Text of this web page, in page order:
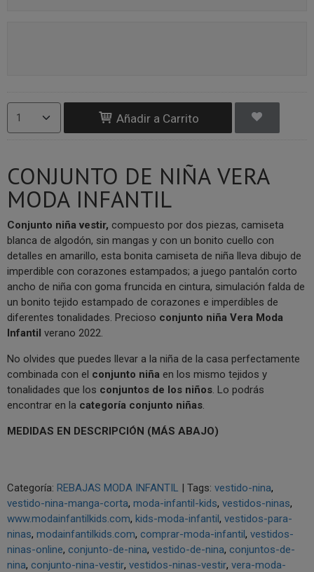
Añadir a Carrito
CONJUNTO DE NIÑA VERA
MODA INFANTIL
Conjunto niña vestir, compuesto por dos piezas, camiseta
blanca de algodón, sin mangas y con un bonito cuello con
detalles en amarillo, esta bonita camiseta de niña lleva dibujo de
imperdible con corazones estampados; a juego pantalón corto
ancho de niña con goma fruncida en cintura, simulación falda de
un bonito tejido estampado de corazones e imperdibles de
diferentes tonalidades. Precioso conjunto niña Vera Moda
Infantil verano 2022.
No olvides que puedes llevar a la niña de la casa perfectamente
combinada con el conjunto niña en los mismo tejidos y
tonalidades que los conjuntos de los niños. Lo podrás
encontrar en la categoría conjunto niñas.
MEDIDAS EN DESCRIPCIÓN (MÁS ABAJO)
Categoría: REBAJAS MODA INFANTIL | Tags: vestido-nina
vestido-nina-manga-corta moda-infantil-kids vestidos-ninas
www.modainfantilkids.com kids-moda-infantil vestidos-para-
ninas modainfantilkids.com comprar-moda-infantil vestidos-
ninas-online conjunto-de-nina vestido-de-nina conjuntos-de-
nina conjunto-nina-vestir vestidos-ninas-vestir vera-moda-